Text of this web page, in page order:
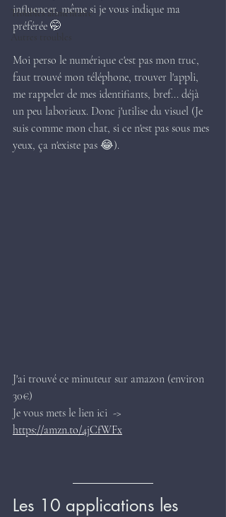
Troubles alimentaire
Autres troubles
influencer, même si je vous indique ma
préférée 🤭
Moi perso le numérique c'est pas mon truc,
faut trouvé mon téléphone, trouver l'appli,
me rappeler de mes identifiants, bref... déjà
un peu laborieux. Donc j'utilise du visuel (Je
suis comme mon chat, si ce n'est pas sous mes
yeux, ça n'existe pas 😂).
J'ai trouvé ce minuteur sur amazon (environ
30€)
Je vous mets le lien ici  ->
https://amzn.to/4jCfWFx
Les 10 applications les